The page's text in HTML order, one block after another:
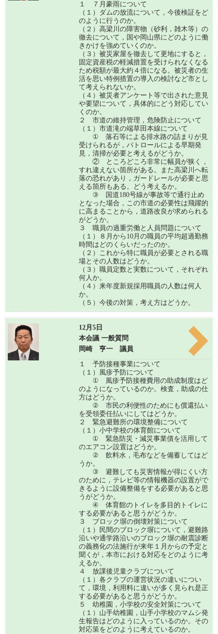
１ ７月豪雨について
（１）ダムの放流について，今後検証をど
のように行うのか。
（２）高梁川の障害物（砂利，雑木等）の
徹去について，国や岡山県にどのように働
きかけを強めていくのか。
（３）被災家屋を徹去して更地にすると，
固定資産税の軽減措置を受けられなくなる
ため税額が最大約４倍になる。被災者の生
活を思い特例措置の導入の検討など市とし
て考えられないか。
（４）被災者アンケート等で出された意見
や要望について，具体的にどう対応してい
くのか。
２ 市道の維持管理，危険防止について
（１）市道滝の端草田本線について
① 落石等による排水路の詰まりが見
受けられるが，パトロールによる早期発
見，清掃が必要と考えるがどうか。
② ところどころ非常に幅員が狭く，
すれ違えない箇所がある。また高梁川へ転
落の恐れがあり，ガードレールが必要と思
える箇所もある。どう考えるか。
③ 国道180号線が事故等で通行止め
となった場合，この市道の必要性は飛躍的
に高まることから，道路改良が求められる
がどうか。
３ 職員の過重労働と人員問題について
（１）８月から10月の職員の平均超過勤務
時間はどのくらいだったのか。
（２）これから特に職員が必要とされる職
場とその人数はどうか。
（３）職員定数と実数について，それぞれ
何人か。
（４）来年度新規採用職員の人数は何人
か。
（５）今後の対策，考え方はどうか。
12月5日
本会議 一般質問
岡崎 亨一 議員
１ 予防接種事業について
（１）風疹予防について
① 風疹予防接種費用の助成制度はど
のようになっているのか。検査，助成の仕
方はどうか。
② 市民の利便性のためにも償還払い
を受領委任払いにしてはどうか。
２ 緊急避難所の環境整備について
（１）小中学校の体育館について
① 緊急防災・減災事業債を活用して
のエアコン設置はどうか。
② 飲料水，毛布などを備蓄してはど
うか。
③ 避難しても災害情報が得にくい方
のために，テレビ等の情報機器の設置がで
きるように設備整備をする必要があると思
うがどうか。
④ 体育館のトイレを多目的トイレに
する必要があると思うがどうか。
３ ブロック塀の倒壊対策について
（１）民間のブロック塀について，避難路
沿いや通学路沿いのブロック塀の耐震診断
の義務化の法施行が来年１月からの予定と
聞くが，本市における対応をどのように考
えるか。
４ 放課後児童クラブについて
（１）各クラブの運営状況の違いについ
て，環境，利用料に違いが多く見られ是正
する必要があると思うがどうか。
５ 幼稚園，小学校の安全対策について
（１）山手幼稚園，山手小学校のマムシ発
生報告はどのように入っているのか。その
対応策をどのように考えているのか。